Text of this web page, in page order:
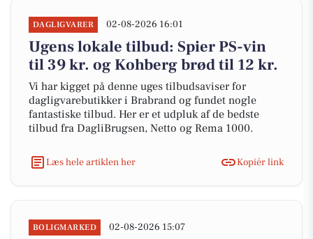
DAGLIGVARER 02-08-2026 16:01
Ugens lokale tilbud: Spier PS-vin
til 39 kr. og Kohberg brød til 12 kr.
Vi har kigget på denne uges tilbudsaviser for
dagligvarebutikker i Brabrand og fundet nogle
fantastiske tilbud. Her er et udpluk af de bedste
tilbud fra DagliBrugsen, Netto og Rema 1000.
Læs hele artiklen her Kopiér link
BOLIGMARKED 02-08-2026 15:07